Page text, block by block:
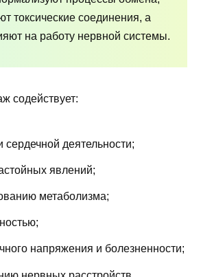
токсические соединения, а
на работу нервной системы.
содействует:
сердечной деятельности;
явлений;
метаболизма;
напряжения и болезненности;